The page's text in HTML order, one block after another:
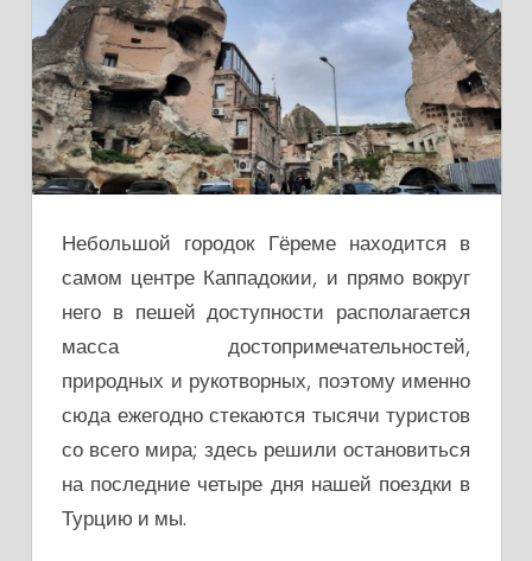
Небольшой городок Гёреме находится в
самом центре Каппадокии, и прямо вокруг
него в пешей доступности располагается
масса достопримечательностей,
природных и рукотворных, поэтому именно
сюда ежегодно стекаются тысячи туристов
со всего мира; здесь решили остановиться
на последние четыре дня нашей поездки в
Турцию и мы.